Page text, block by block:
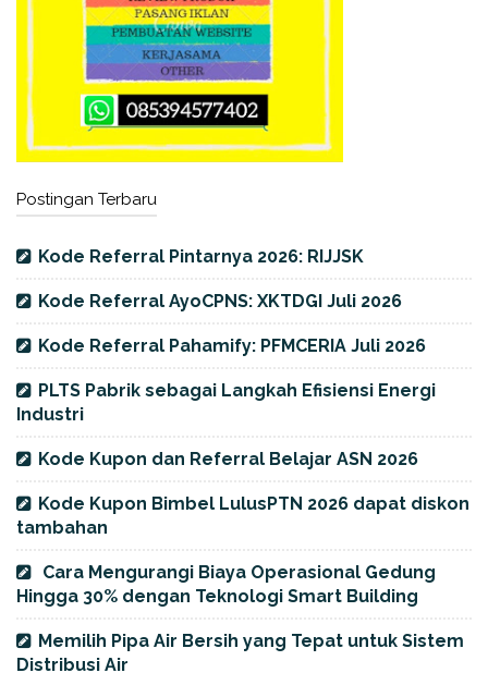
Postingan Terbaru
Kode Referral Pintarnya 2026: RIJJSK
Kode Referral AyoCPNS: XKTDGI Juli 2026
Kode Referral Pahamify: PFMCERIA Juli 2026
PLTS Pabrik sebagai Langkah Efisiensi Energi
Industri
Kode Kupon dan Referral Belajar ASN 2026
Kode Kupon Bimbel LulusPTN 2026 dapat diskon
tambahan
Cara Mengurangi Biaya Operasional Gedung
Hingga 30% dengan Teknologi Smart Building
Memilih Pipa Air Bersih yang Tepat untuk Sistem
Distribusi Air